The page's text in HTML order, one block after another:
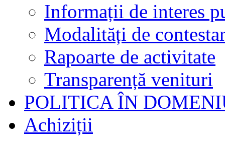
Informații de interes
Modalități de
Rapoarte de activitate
Transparență venituri
POLITICA ÎN
Achiziții